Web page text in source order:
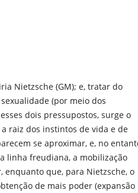
Nietzsche (GM); e, tratar do
(por meio dos
dois pressupostos, surge o
raiz dos instintos de vida e de
se aproximar, e, no
linha freudiana, a mobilização
que, para Nietzsche, o
de mais poder (expansão